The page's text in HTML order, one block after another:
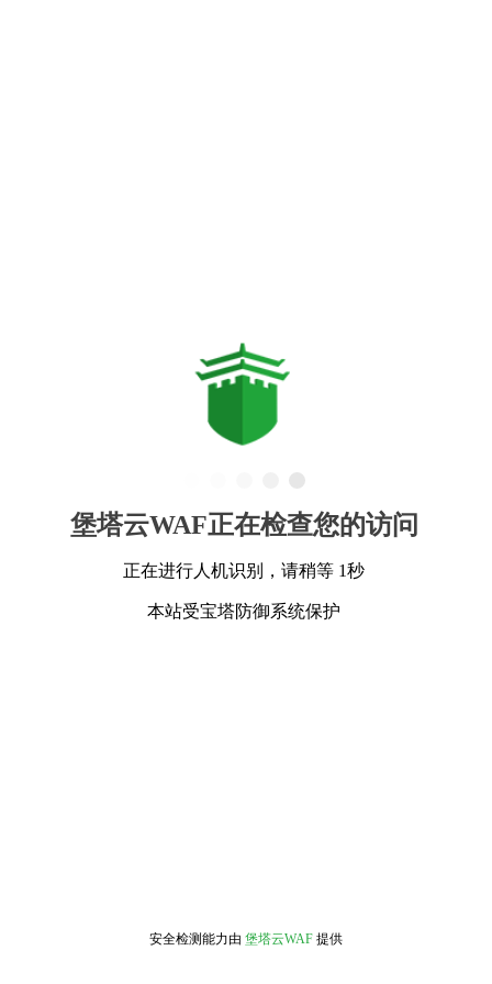
堡塔云WAF正在检查您的访问
正在进行人机识别，请稍等 1秒
本站受宝塔防御系统保护
安全检测能力由 堡塔云WAF 提供